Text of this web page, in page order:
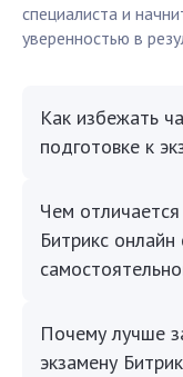
специалиста и
уверенностью в
Как избежать
подготовке к
Чем
Битрикс
Почему лучше
экзамену